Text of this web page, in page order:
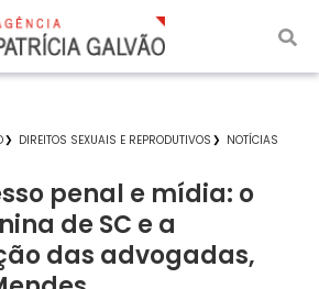
DIREITOS SEXUAIS E REPRODUTIVOS NOTÍCIAS
penal e mídia: o
de SC e a
das advogadas,